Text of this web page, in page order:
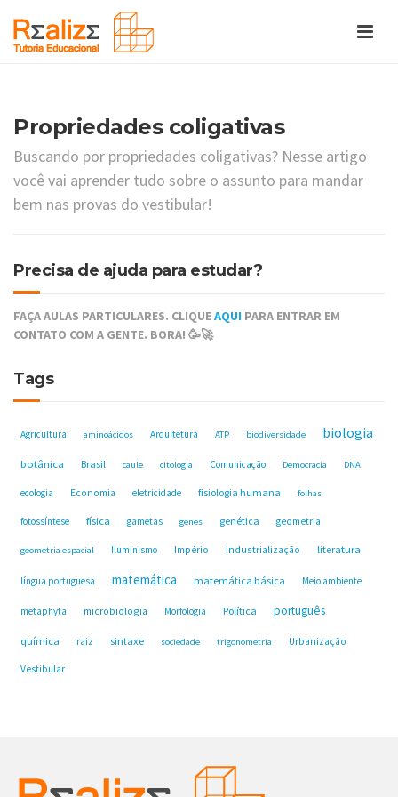
Propriedades coligativas
Buscando por propriedades coligativas? Nesse artigo
você vai aprender tudo sobre o assunto para mandar
bem nas provas do vestibular!
Precisa de ajuda para estudar?
FAÇA AULAS PARTICULARES. CLIQUEAQUI PARA ENTRAR EM
CONTATO COM A GENTE. BORA! 🥳🚀
Tags
Agricultura aminoácidos Arquitetura ATP biodiversidade biologia
botânica Brasil caule citologia Comunicação Democracia DNA
ecologia Economia eletricidade fisiologia humana folhas
fotossíntese física gametas genes genética geometria
geometria espacial Iluminismo Império Industrialização literatura
língua portuguesa matemática matemática básica Meio ambiente
metaphyta microbiologia Morfologia Política português
química raiz sintaxe sociedade trigonometria Urbanização
Vestibular